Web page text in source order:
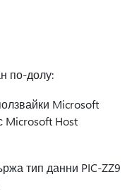
по-долу:
Microsoft
Microsoft Host
тип данни PIC-ZZ9